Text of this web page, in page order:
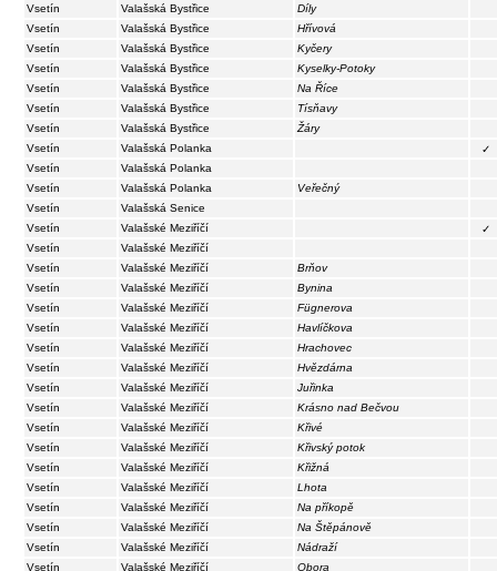
Vsetín
Valašská Bystřice
Díly
Vsetín
Valašská Bystřice
Hřívová
Vsetín
Valašská Bystřice
Kyčery
Vsetín
Valašská Bystřice
Kyselky-Potoky
Vsetín
Valašská Bystřice
Na Říce
Vsetín
Valašská Bystřice
Tísňavy
Vsetín
Valašská Bystřice
Žáry
Vsetín
Valašská Polanka
✓
Vsetín
Valašská Polanka
Vsetín
Valašská Polanka
Veřečný
Vsetín
Valašská Senice
Vsetín
Valašské Meziříčí
✓
Vsetín
Valašské Meziříčí
Vsetín
Valašské Meziříčí
Brňov
Vsetín
Valašské Meziříčí
Bynina
Vsetín
Valašské Meziříčí
Fügnerova
Vsetín
Valašské Meziříčí
Havlíčkova
Vsetín
Valašské Meziříčí
Hrachovec
Vsetín
Valašské Meziříčí
Hvězdárna
Vsetín
Valašské Meziříčí
Juřinka
Vsetín
Valašské Meziříčí
Krásno nad Bečvou
Vsetín
Valašské Meziříčí
Křivé
Vsetín
Valašské Meziříčí
Křivský potok
Vsetín
Valašské Meziříčí
Křižná
Vsetín
Valašské Meziříčí
Lhota
Vsetín
Valašské Meziříčí
Na příkopě
Vsetín
Valašské Meziříčí
Na Štěpánově
Vsetín
Valašské Meziříčí
Nádraží
Vsetín
Valašské Meziříčí Obora